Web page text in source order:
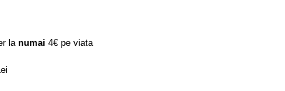
la numai 4€ pe viata